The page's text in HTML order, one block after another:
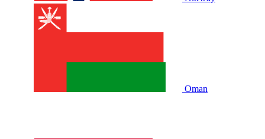
Oman